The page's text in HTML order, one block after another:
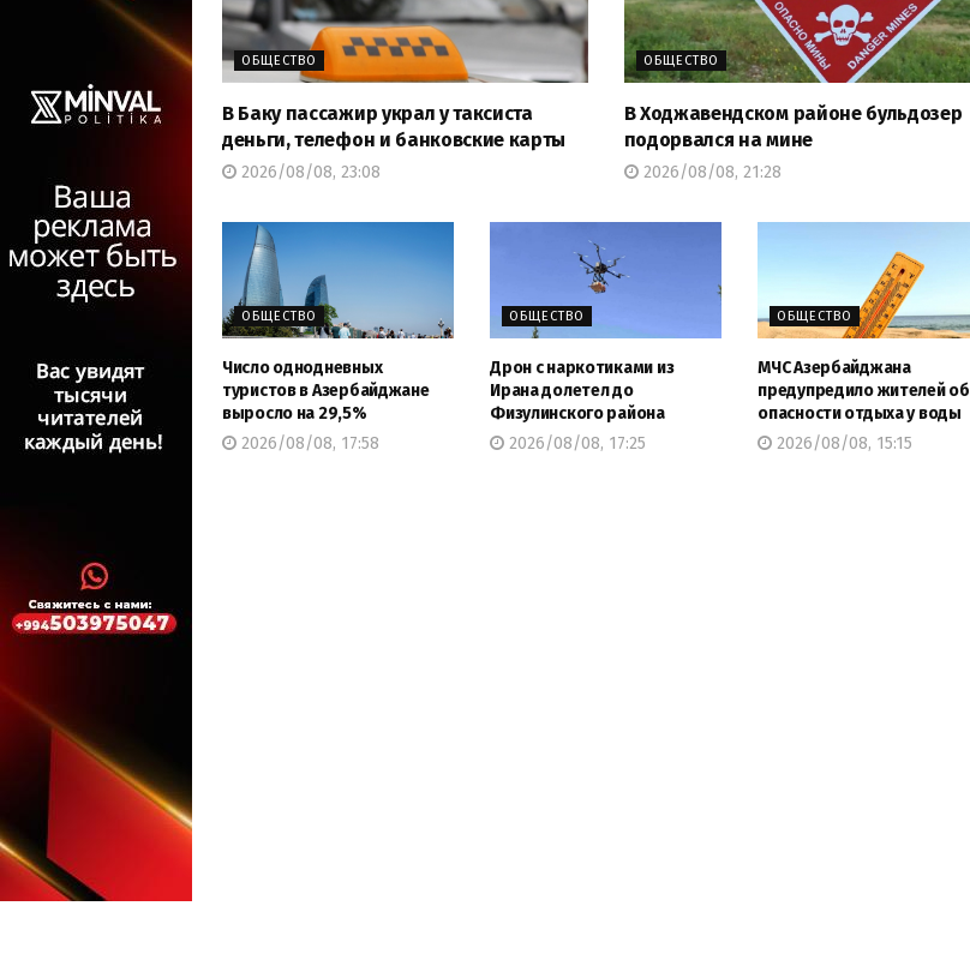
ОБЩЕСТВО
В Баку пассажир украл у таксиста
деньги, телефон и банковские карты
2026/08/08, 23:08
ОБЩЕСТВО
В Ходжавендском районе бульдозер
подорвался на мине
2026/08/08, 21:28
ОБЩЕСТВО
Число однодневных
туристов в Азербайджане
выросло на 29,5%
2026/08/08, 17:58
ОБЩЕСТВО
Дрон с наркотиками из
Ирана долетел до
Физулинского района
2026/08/08, 17:25
ОБЩЕСТВО
МЧС Азербайджана
предупредило жителей об
опасности отдыха у воды
2026/08/08, 15:15